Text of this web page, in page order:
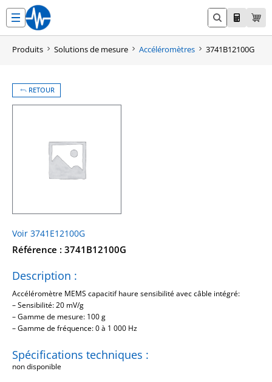
contenu
Produits Solutions de mesure Accéléromètres 3741B12100G
RETOUR
Voir 3741E12100G
Référence : 3741B12100G
Spécifications techniques :
non disponible
Description :
Accéléromètre MEMS capacitif haure sensibilité avec câble intégré:
– Sensibilité: 20 mV/g
– Gamme de mesure: 100 g
– Gamme de fréquence: 0 à 1 000 Hz